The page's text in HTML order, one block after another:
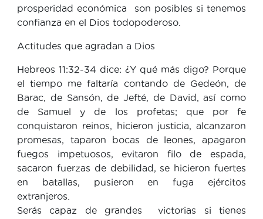
prosperidad económica son posibles si tenemos
confianza en el Dios todopoderoso.
Actitudes que agradan a Dios
Hebreos 11:32-34 dice: ¿Y qué más digo? Porque
el tiempo me faltaría contando de Gedeón, de
Barac, de Sansón, de Jefté, de David, así como
de Samuel y de los profetas; que por fe
conquistaron reinos, hicieron justicia, alcanzaron
promesas, taparon bocas de leones, apagaron
fuegos impetuosos, evitaron filo de espada,
sacaron fuerzas de debilidad, se hicieron fuertes
en batallas, pusieron en fuga ejércitos
extranjeros.
Serás capaz de grandes victorias si tienes